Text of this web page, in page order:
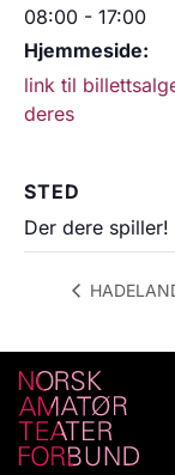
08:00 - 17:00
Hjemmeside:
link til
deres
STED
Der dere spiller!